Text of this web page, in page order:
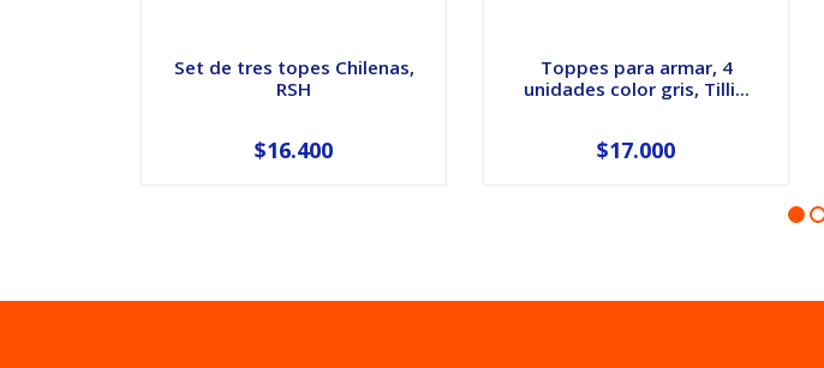
Set de tres topes Chilenas,
RSH
$16.400
Toppes para armar, 4
unidades color gris, Tilli...
$17.000